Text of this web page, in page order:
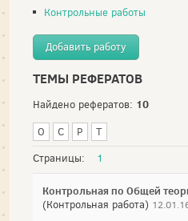
Контрольные работы
Добавить работу
ТЕМЫ РЕФЕРАТОВ
Найдено рефератов: 10
О С Р
Т
Страницы:
1
Контрольная по Общей
(Контрольная работа)